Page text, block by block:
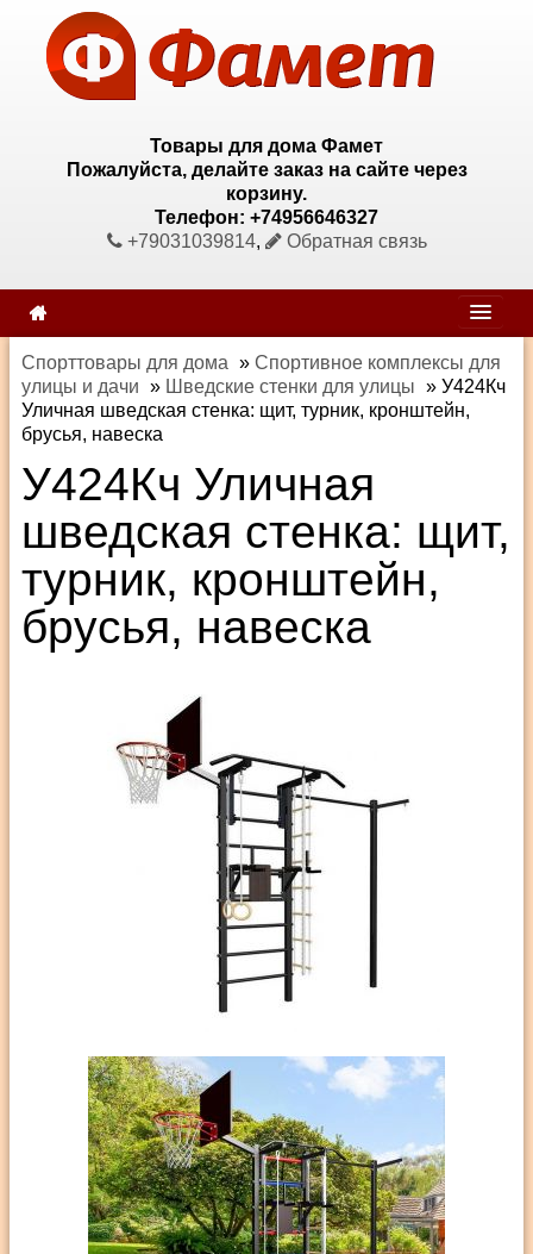
Товары для дома Фамет
Пожалуйста, делайте заказ на сайте через
корзину.
Телефон: +74956646327
+79031039814, Обратная связь
Спорттовары для дома » Спортивное комплексы для
улицы и дачи » Шведские стенки для улицы » У424Кч
Уличная шведская стенка: щит, турник, кронштейн,
брусья, навеска
У424Кч Уличная
шведская стенка: щит,
турник, кронштейн,
брусья, навеска